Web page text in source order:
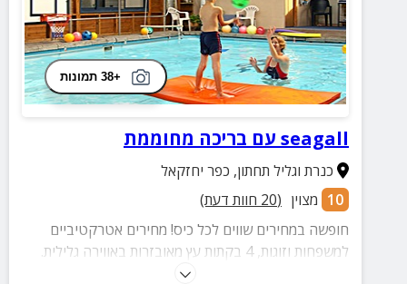
+38 תמונות
seagall עם בריכה מחוממת
כנרת וגליל תחתון, כפר יחזקאל
10 מצוין (
20 חוות דעת)
חופשה במחירים שווים לכל כיס! מחירים אטרקטיביים
למשפחות וזוגות, 4 בקתות עץ מאובזרות באווירה גלילית.
במקום תוכלו ליהנות מבריכה מחוממת משותפת למתחם